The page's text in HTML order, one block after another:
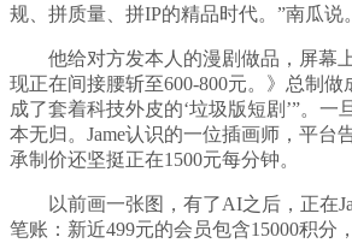
规、拼质量、拼IP的精品时代。”南瓜说。
他给对方发本人的漫剧做品，屏幕上
现正在间接腰斩至600-800元。》总制做
成了套着科技外皮的‘垃圾版短剧’”。一
本无归。Jame认识的一位插画师，平台
承制价还坚挺正在1500元每分钟。
以前画一张图，有了AI之后，正在
笔账：新近499元的会员包含15000积分